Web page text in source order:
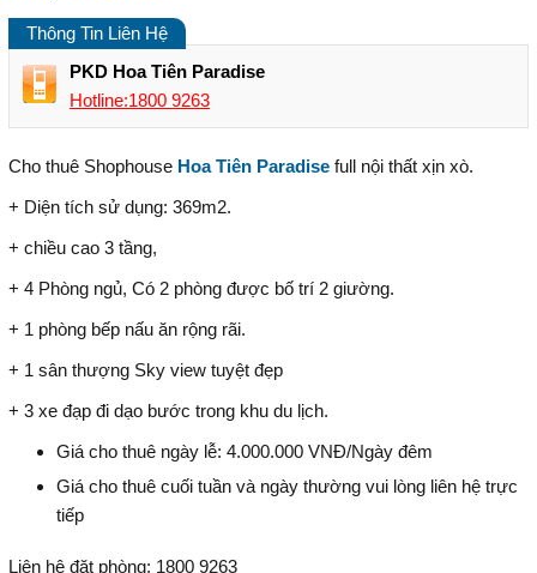
Thông Tin Liên Hệ
PKD Hoa Tiên Paradise
Hotline:1800 9263
Cho thuê Shophouse Hoa Tiên Paradise full nội thất xịn xò.
+ Diện tích sử dụng: 369m2.
+ chiều cao 3 tầng,
+ 4 Phòng ngủ, Có 2 phòng được bố trí 2 giường.
+ 1 phòng bếp nấu ăn rộng rãi.
+ 1 sân thượng Sky view tuyệt đẹp
+ 3 xe đạp đi dạo bước trong khu du lịch.
Giá cho thuê ngày lễ: 4.000.000 VNĐ/Ngày đêm
Giá cho thuê cuối tuần và ngày thường vui lòng liên hệ trực
tiếp
Liên hệ đặt phòng: 1800 9263